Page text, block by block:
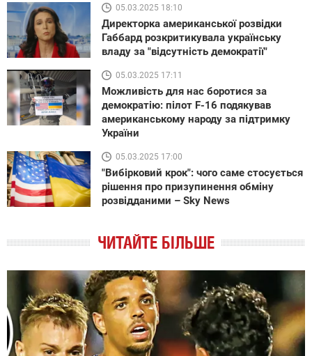
05.03.2025 18:10
Директорка американської розвідки
Габбард розкритикувала українську
владу за "відсутність демократії"
05.03.2025 17:11
Можливість для нас боротися за
демократію: пілот F-16 подякував
американському народу за підтримку
України
05.03.2025 17:00
"Вибірковий крок": чого саме стосується
рішення про призупинення обміну
розвідданими – Sky News
ЧИТАЙТЕ БІЛЬШЕ